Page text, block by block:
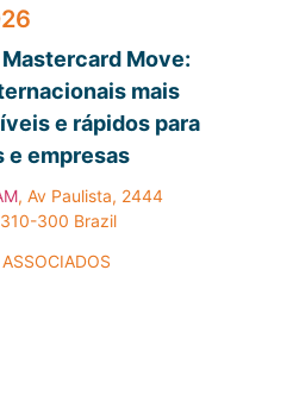
Move:
mais
e rápidos para
e empresas
, Av Paulista, 2444
300 Brazil